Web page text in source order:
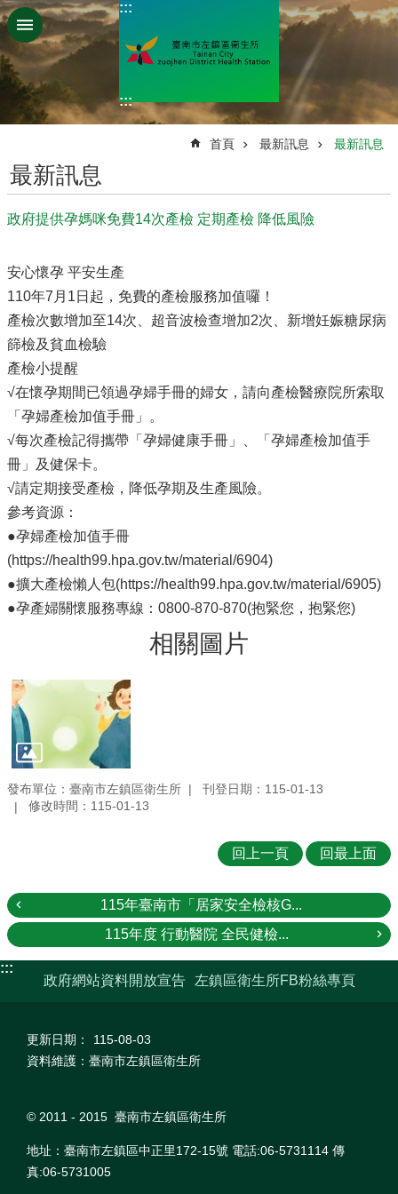
跳到主要內容區塊
:::
:::
首頁 最新訊息 最新訊息
最新訊息
政府提供孕媽咪免費14次產檢 定期產檢 降低風險
安心懷孕 平安生產
110年7月1日起，免費的產檢服務加值囉！
產檢次數增加至14次、超音波檢查增加2次、新增妊娠糖尿病
篩檢及貧血檢驗
產檢小提醒
√在懷孕期間已領過孕婦手冊的婦女，請向產檢醫療院所索取
「孕婦產檢加值手冊」。
√每次產檢記得攜帶「孕婦健康手冊」、「孕婦產檢加值手
冊」及健保卡。
√請定期接受產檢，降低孕期及生產風險。
參考資源：
●孕婦產檢加值手冊
(https://health99.hpa.gov.tw/material/6904)
●擴大產檢懶人包(https://health99.hpa.gov.tw/material/6905)
●孕產婦關懷服務專線：0800-870-870(抱緊您，抱緊您)
相關圖片
發布單位：臺南市左鎮區衛生所
刊登日期：115-01-13
修改時間：115-01-13
回上一頁 回最上面
115年臺南市「居家安全檢核G...
115年度 行動醫院 全民健檢...
:::
政府網站資料開放宣告
左鎮區衛生所FB粉絲專頁
更新日期：
115-08-03
資料維護：臺南市左鎮區衛生所
© 2011 - 2015 臺南市左鎮區衛生所
地址：臺南市左鎮區中正里172-15號 電話:06-5731114 傳
真:06-5731005